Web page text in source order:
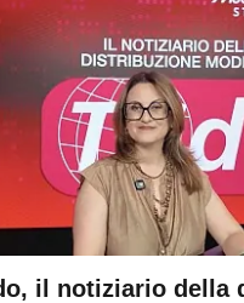
il notiziario della